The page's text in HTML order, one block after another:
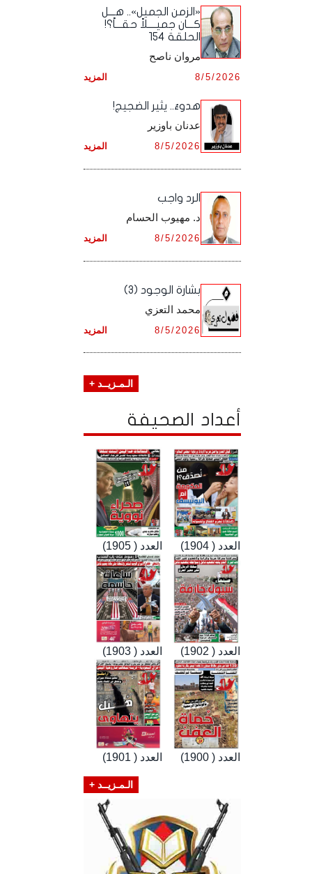
أرشيف شهر نـوفـمـبـر ,
أرشيف شهر ديـسـمـبـر ,
أرشيف شهر أكـتـوبـر ,
أرشيف شهر نـوفـمـبـر ,
أرشيف شهر ديـسـمـبـر ,
أرشيف شهر سـبـتـمـبـر ,
أرشيف شهر أكـتـوبـر ,
أرشيف شهر نـوفـمـبـر ,
أرشيف شهر ديـسـمـبـر ,
«الزمن الجميل».. هـــل
كـــان جميــــلاً حقـــاً؟!
الحلقة 154
مروان ناصح
المزيد 8/5/2026
هدوءٌ.. يثير الضجيج!
عدنان باوزير
المزيد 8/5/2026
الرد واجب
د. مهيوب الحسام
المزيد 8/5/2026
بشارة الوجود (3)
محمد التعزي
المزيد 8/5/2026
الـمـزيــد +
أعداد الصحيفة
العدد ( 1905) العدد ( 1904)
العدد ( 1903) العدد ( 1902)
العدد ( 1901) العدد ( 1900)
الـمـزيــد +